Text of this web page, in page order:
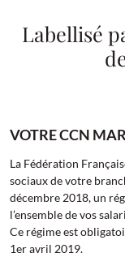
Labellisé
VOTRE CCN
La Fédération
sociaux de votre
décembre 2018, un
l’ensemble de vos
Ce régime est
1er avril 2019.